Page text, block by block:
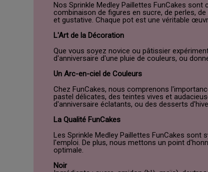
Nos Sprinkle Medley Paillettes FunCakes
combinaison de figures en sucre, de perles,
et gustative. Chaque pot est une véritable
L'Art de la Décoration
Que vous soyez novice ou pâtissier
d'anniversaire d'une pluie de couleurs, ou
Un Arc-en-ciel de Couleurs
Chez FunCakes, nous comprenons
pastel délicates, des teintes vives et
d'anniversaire éclatants, ou des desserts
La Qualité FunCakes
Les Sprinkle Medley Paillettes FunCakes
l'emploi. De plus, nous mettons un point
optimale.
Noir